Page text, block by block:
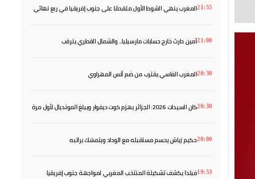
21:55المغرب ينهي الشوط الأول متقدمًا على جنوب إفريقيا في ربع نهائي
21:00أمين حارث خارج حسابات مارسيليا.. والشمال القطري يترقب
20:30المغرب الفاسي يقترب من ضم أنس المهراوي
20:30
كان السيدات 2026: الجزائر يهزم كوت ديفوار ويبلغ المونديال لأول مرة
20:00حكيم زياش يحسم مستقبله مع الوداد ويتمسّك براتبه
19:53فيلدا يكشف تشكيلة المنتخب المغربي لمواجهة جنوب إفريقيا